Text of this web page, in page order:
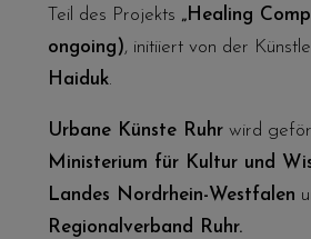
Teil des Projekts „Healing
ongoing), initiiert von der
Haiduk.
Urbane Künste Ruhrwird
Ministerium für Kultur und
Landes Nordrhein-Westfalen
Regionalverband Ruhr.